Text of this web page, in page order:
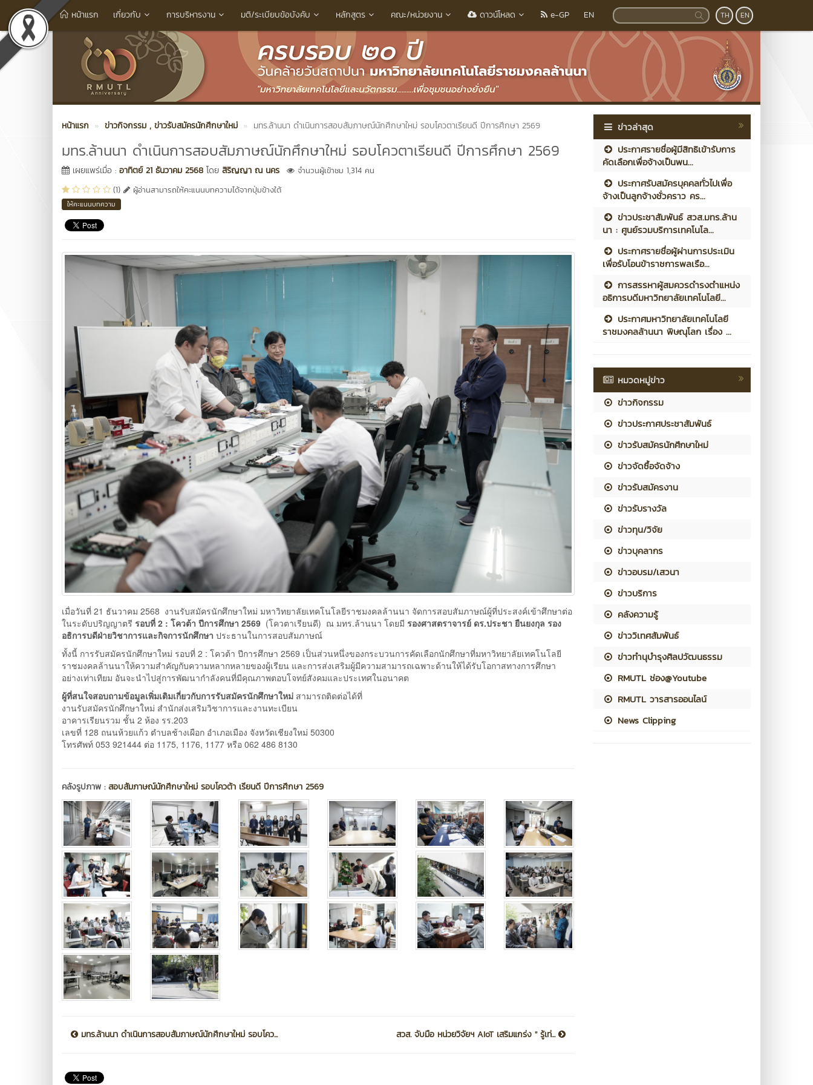
หน้าแรก เกี่ยวกับ การบริหารงาน มติ/ระเบียบข้อบังคับ หลักสูตร คณะ/หน่วยงาน ดาวน์โหลด e-GP EN TH EN
หน้าแรก ข่าวกิจกรรม , ข่าวรับสมัครนักศึกษาใหม่ มทร.ล้านนา ดำเนินการสอบสัมภาษณ์นักศึกษาใหม่ รอบโควตาเรียนดี ปีการศึกษา 2569
มทร.ล้านนา ดำเนินการสอบสัมภาษณ์นักศึกษาใหม่ รอบโควตาเรียนดี ปีการศึกษา 2569
เผยแพร่เมื่อ : อาทิตย์ 21 ธันวาคม 2568 โดย สิริญญา ณ นคร
จำนวนผู้เข้าชม 1,314 คน
(1)
ผู้อ่านสามารถให้คะแนนบทความได้จากปุ่มข้างใต้
ให้คะแนนบทความ
เมื่อวันที่ 21 ธันวาคม 2568 งานรับสมัครนักศึกษาใหม่ มหาวิทยาลัยเทคโนโลยีราชมงคลล้านนา จัดการสอบสัมภาษณ์ผู้ที่ประสงค์เข้าศึกษาต่อ
ในระดับปริญญาตรี รอบที่ 2 : โควต้า ปีการศึกษา 2569 (โควตาเรียนดี) ณ มทร.ล้านนา โดยมี รองศาสตราจารย์ ดร.ประชา ยืนยงกุล รอง
อธิการบดีฝ่ายวิชาการและกิจการนักศึกษา ประธานในการสอบสัมภาษณ์
ทั้งนี้ การรับสมัครนักศึกษาใหม่ รอบที่ 2 : โควต้า ปีการศึกษา 2569 เป็นส่วนหนึ่งของกระบวนการคัดเลือกนักศึกษาที่มหาวิทยาลัยเทคโนโลยี
ราชมงคลล้านนาให้ความสำคัญกับความหลากหลายของผู้เรียน และการส่งเสริมผู้มีความสามารถเฉพาะด้านให้ได้รับโอกาสทางการศึกษา
อย่างเท่าเทียม อันจะนำไปสู่การพัฒนากำลังคนที่มีคุณภาพตอบโจทย์สังคมและประเทศในอนาคต
ผู้ที่สนใจสอบถามข้อมูลเพิ่มเติมเกี่ยวกับการรับสมัครนักศึกษาใหม่ สามารถติดต่อได้ที่
งานรับสมัครนักศึกษาใหม่ สำนักส่งเสริมวิชาการและงานทะเบียน
อาคารเรียนรวม ชั้น 2 ห้อง รร.203
เลขที่ 128 ถนนห้วยแก้ว ตำบลช้างเผือก อำเภอเมือง จังหวัดเชียงใหม่ 50300
โทรศัพท์ 053 921444 ต่อ 1175, 1176, 1177 หรือ 062 486 8130
คลังรูปภาพ :สอบสัมภาษณ์นักศึกษาใหม่ รอบโควต้า เรียนดี ปีการศึกษา 2569
มทร.ล้านนา ดำเนินการสอบสัมภาษณ์นักศึกษาใหม่ รอบโคว... สวส. จับมือ หน่วยวิจัยฯ AIoT เสริมแกร่ง '' รู้เท่...
ข่าวล่าสุด
ประกาศรายชื่อผู้มีสิทธิเข้ารับการ
คัดเลือกเพื่อจ้างเป็นพน...
ประกาศรับสมัครบุคคลทั่วไปเพื่อ
จ้างเป็นลูกจ้างชั่วคราว คร...
ข่าวประชาสัมพันธ์ สวส.มทร.ล้าน
นา : ศูนย์รวมบริการเทคโนโล...
ประกาศรายชื่อผู้ผ่านการประเมิน
เพื่อรับโอนข้าราชการพลเรือ...
การสรรหาผู้สมควรดำรงตำแหน่ง
อธิการบดีมหาวิทยาลัยเทคโนโลยี...
ประกาศมหาวิทยาลัยเทคโนโลยี
ราชมงคลล้านนา พิษณุโลก เรื่อง ...
หมวดหมู่ข่าว
ข่าวกิจกรรม
ข่าวประกาศประชาสัมพันธ์
ข่าวรับสมัครนักศึกษาใหม่
ข่าวจัดซื้อจัดจ้าง
ข่าวรับสมัครงาน
ข่าวรับรางวัล
ข่าวทุน/วิจัย
ข่าวบุคลากร
ข่าวอบรม/เสวนา
ข่าวบริการ
คลังความรู้
ข่าววิเทศสัมพันธ์
ข่าวทำนุบำรุงศิลปวัฒนธรรม
RMUTL ช่อง@Youtube
RMUTL วารสารออนไลน์
News Clipping